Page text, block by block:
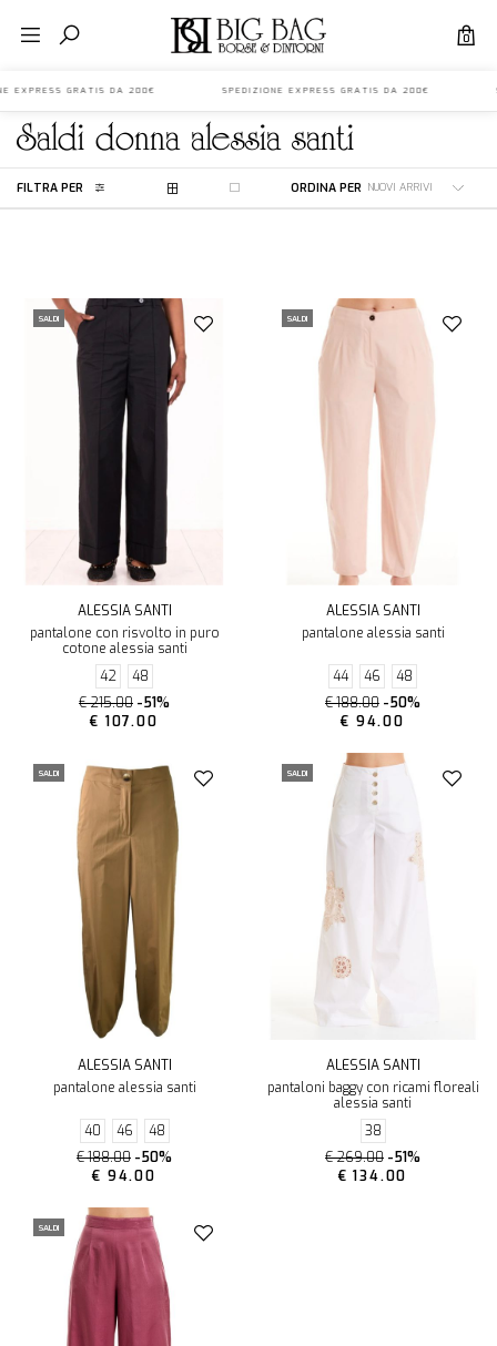
0
EXPRESS GRATIS DA 200€ SPEDIZIONE EXPRESS GRATIS DA 200€
saldi donnaalessia santi
FILTRA PER ORDINA PER
SALDI
ALESSIA SANTI
pantalone con risvolto in puro
cotone alessia santi
42
48
€ 215.00 -51%
€ 107.00
SALDI
ALESSIA SANTI
pantalone alessia santi
44 46
48
€ 188.00 -50%
€ 94.00
SALDI
ALESSIA SANTI
pantalone alessia santi
40 46
48
€ 188.00 -50%
€ 94.00
SALDI
ALESSIA SANTI
pantaloni baggy con ricami floreali
alessia santi
38
€ 269.00 -51%
€ 134.00
SALDI